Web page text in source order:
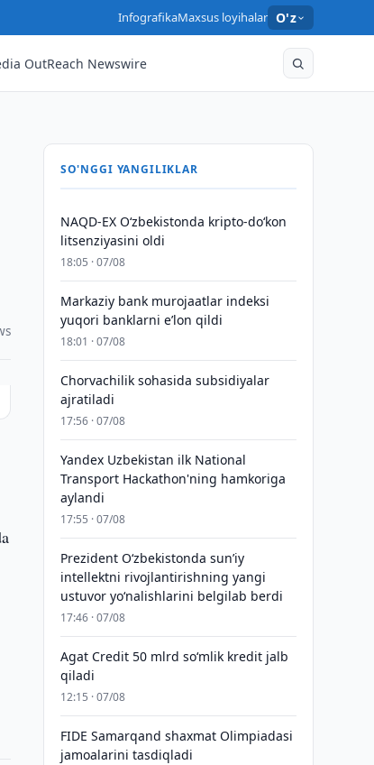
InfografikaMaxsus loyihalar O'z
OutReach Newswire
SO'NGGI YANGILIKLAR
NAQD-EX O‘zbekistonda kripto-do‘kon
litsenziyasini oldi
18:05 · 07/08
Markaziy bank murojaatlar indeksi
yuqori banklarni eʼlon qildi
18:01 · 07/08
Chorvachilik sohasida subsidiyalar
ajratiladi
17:56 · 07/08
Yandex Uzbekistan ilk National
Transport Hackathon'ning hamkoriga
aylandi
17:55 · 07/08
Prezident Oʻzbekistonda sunʼiy
intellektni rivojlantirishning yangi
ustuvor yoʻnalishlarini belgilab berdi
17:46 · 07/08
Agat Credit 50 mlrd so‘mlik kredit jalb
qiladi
12:15 · 07/08
FIDE Samarqand shaxmat Olimpiadasi
jamoalarini tasdiqladi